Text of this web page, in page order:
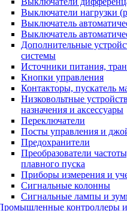
Выключатели нагрузки
Выключатель
Выключатель
Дополнительные
системы
Источники питания,
Кнопки управления
Контакторы, пускатель
Низковольтные
назначения и аксессуары
Переключатели
Посты управления и
Предохранители
Преобразователи
плавного пуска
Приборы измерения и
Сигнальные колонны
Сигнальные лампы и
контроллеры и